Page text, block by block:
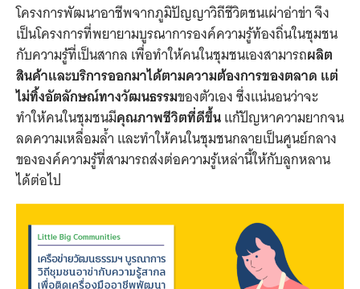
โครงการพัฒนาอาชีพจากภูมิปัญญาวิถีชีวิตชนเผ่าอ่าข่า จึง
เป็นโครงการที่พยายามบูรณาการองค์ความรู้ท้องถิ่นในชุมชน
กับความรู้ที่เป็นสากล เพื่อทำให้คนในชุมชนเองสามารถผลิต
สินค้าและบริการออกมาได้ตามความต้องการของตลาด แต่
ไม่ทิ้งอัตลักษณ์ทางวัฒนธรรมของตัวเอง ซึ่งแน่นอนว่าจะ
ทำให้คนในชุมชนมีคุณภาพชีวิตที่ดีขึ้นแก้ปัญหาความยากจน
ลดความเหลื่อมล้ำ และทำให้คนในชุมชนกลายเป็นศูนย์กลาง
ขององค์ความรู้ที่สามารถส่งต่อความรู้เหล่านี้ให้กับลูกหลาน
ได้ต่อไป